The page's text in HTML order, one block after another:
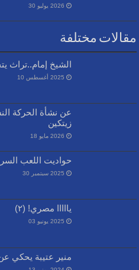
2026 يوليو 30
مقالات مختلفة
الشيخ إمام..تراث
2025 أغسطس 10
عن نشأة الحركة
زيتكين
2026 مايو 18
حواديت اللعب
2025 سبتمبر 30
يااااا مصري! (٢)
2025 يونيو 03
منير عتيبة يحكي